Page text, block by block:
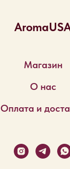
Магазин
О нас
Оплата и